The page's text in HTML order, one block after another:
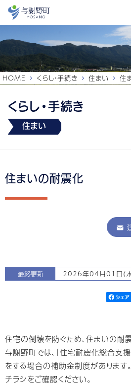
くらし・手続き
住まい
HOME くらし・手続き 住まい 住
住まいの耐震化
最終更新 2026年04月01日(
住宅の倒壊を防ぐため、住まいの耐
与謝野町では、「住宅耐震化総合支
をする場合の補助金制度があります
チラシをご確認ください。